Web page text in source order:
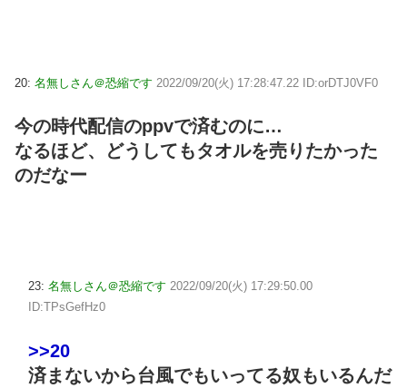
20: 名無しさん＠恐縮です 2022/09/20(火) 17:28:47.22 ID:orDTJ0VF0
今の時代配信のppvで済むのに…
なるほど、どうしてもタオルを売りたかった
のだなー
23: 名無しさん＠恐縮です 2022/09/20(火) 17:29:50.00
ID:TPsGefHz0
>>20
済まないから台風でもいってる奴もいるんだ